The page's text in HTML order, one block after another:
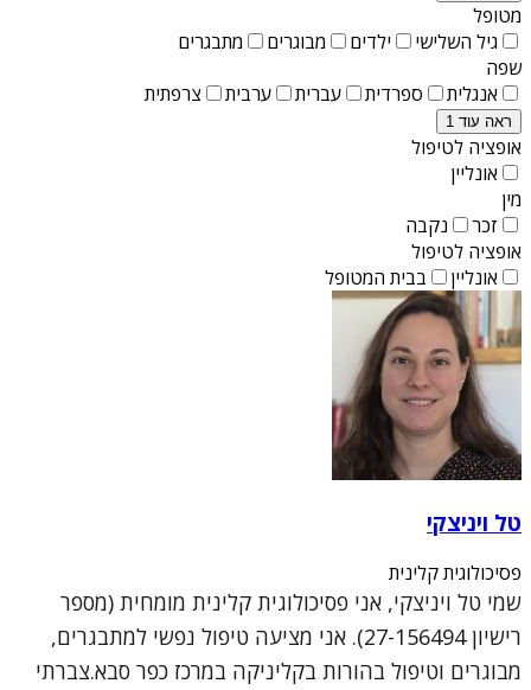
מטופל
גיל השלישי
ילדים מבוגרים
מתבגרים
שפה
אנגלית
ספרדית עברית ערבית צרפתית
ראה עוד 1
אופציה לטיפול
אונליין
מין
זכר
נקבה
אופציה לטיפול
אונליין
בבית המטופל
טל ויניצקי
פסיכולוגית קלינית
שמי טל ויניצקי, אני פסיכולוגית קלינית מומחית (מספר
רישיון 27-156494). אני מציעה טיפול נפשי למתבגרים,
מבוגרים וטיפול בהורות בקליניקה במרכז כפר סבא.צברתי